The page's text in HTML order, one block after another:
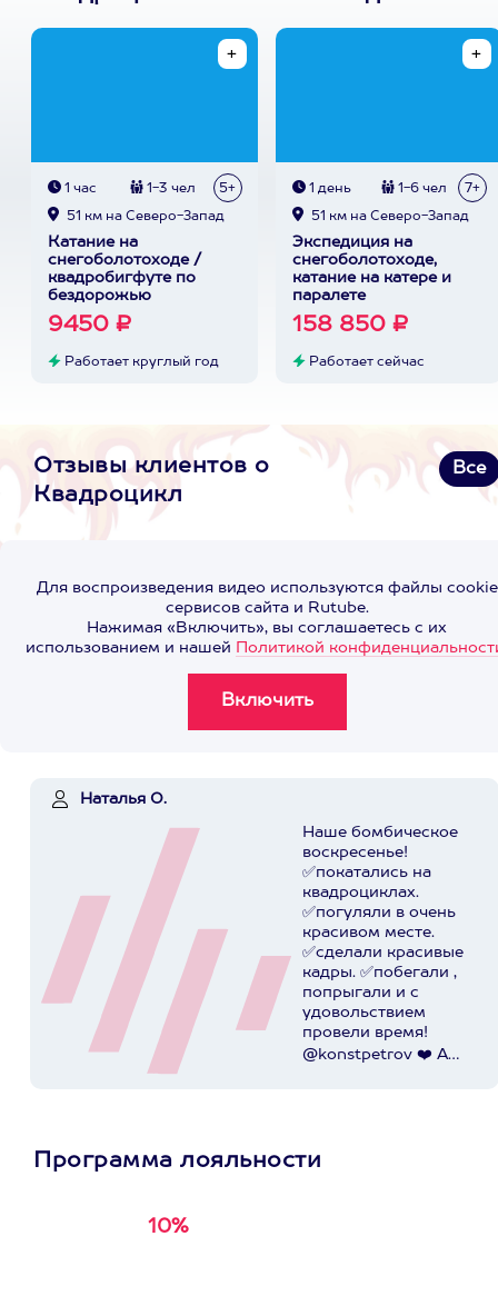
1 час 1-3 чел 5+
51 км на Северо-Запад
Катание на
снегоболотоходе /
квадробигфуте по
бездорожью
9450 ₽
Работает круглый год
1 день 1-6 чел 7+
51 км на Северо-Запад
Экспедиция на
снегоболотоходе,
катание на катере и
паралете
158 850 ₽
Работает сейчас
Отзывы клиентов о
Квадроцикл
Все
Для воспроизведения видео используются файлы cookie
сервисов сайта и Rutube.
Нажимая «Включить», вы соглашаетесь с их
использованием и нашей Политикой
Наталья О.
Наше бомбическое
воскресенье!
✅покатались на
квадроциклах.
✅погуляли в очень
красивом месте.
✅сделали красивые
кадры. ✅побегали ,
попрыгали и с
удовольствием
провели время!
@konstpetrov ❤️ А
Программа лояльности
10%